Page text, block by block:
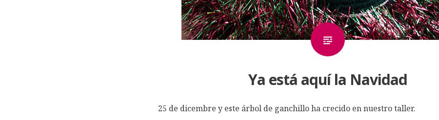
Ya está aquí la Navidad
25 de dicembre y este árbol de ganchillo ha crecido en nuestro taller.